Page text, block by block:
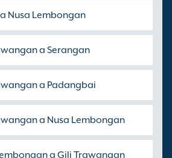
Nusa Lembongan
a Serangan
a Padangbai
a Nusa Lembongan
a Gili Trawangan